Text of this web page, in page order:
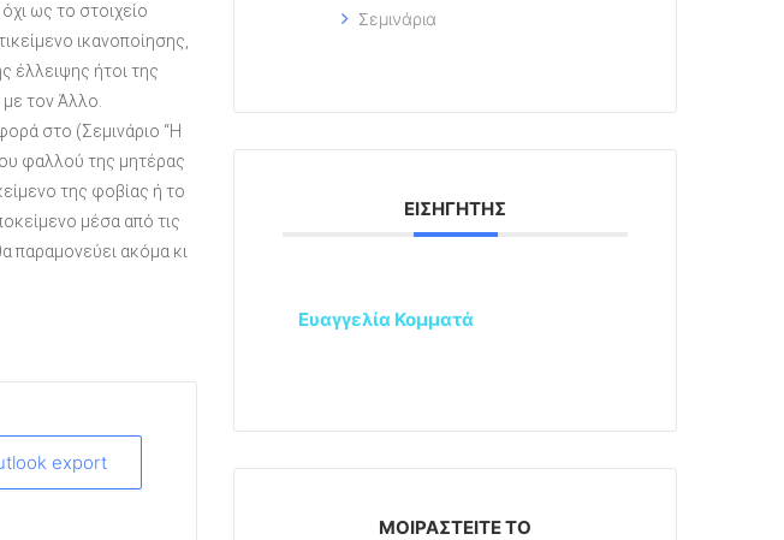
ως το στοιχείο
ικανοποίησης,
έλλειψης ήτοι της
τον Άλλο.
στο (Σεμινάριο “Η
φαλλού της μητέρας
της φοβίας ή το
μέσα από τις
παραμονεύει ακόμα κι
export
Σεμινάρια
ΕΙΣΗΓΗΤΉΣ
Ευαγγελία Κομματά
ΜΟΙΡΑΣΤΕΊΤΕ ΤΟ